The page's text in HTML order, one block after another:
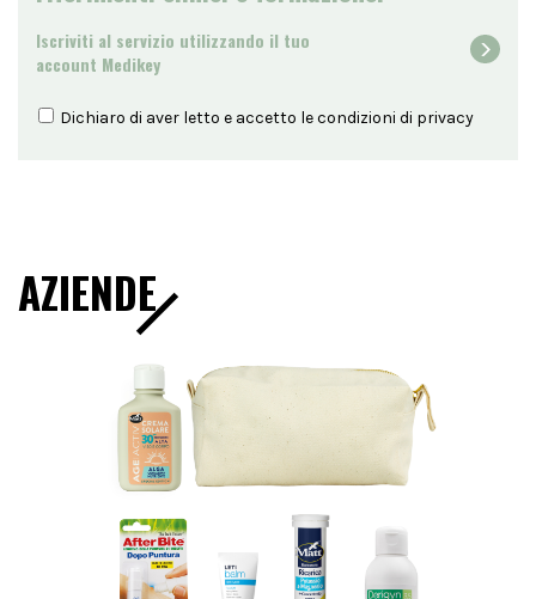
Iscriviti al servizio utilizzando il tuo
account Medikey
Dichiaro di aver letto e accetto le condizioni di privacy
AZIENDE